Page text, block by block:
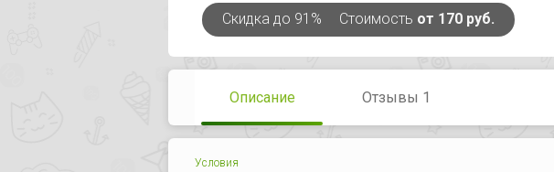
Скидка до 91% Стоимость от 170 руб.
Описание Отзывы 1
Условия